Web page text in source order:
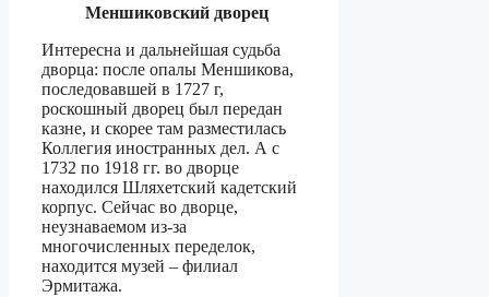
Меншиковский дворец
Интересна и дальнейшая судьба
дворца: после опалы Меншикова,
последовавшей в 1727 г,
роскошный дворец был передан
казне, и скорее там разместилась
Коллегия иностранных дел. А с
1732 по 1918 гг. во дворце
находился Шляхетский кадетский
корпус. Сейчас во дворце,
неузнаваемом из-за
многочисленных переделок,
находится музей – филиал
Эрмитажа.